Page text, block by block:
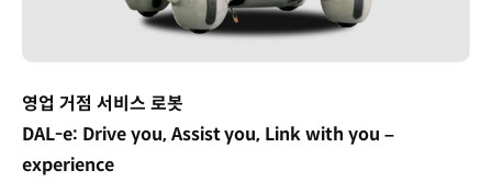
영업 거점 서비스 로봇
DAL-e: Drive you, Assist you, Link with you –
experience